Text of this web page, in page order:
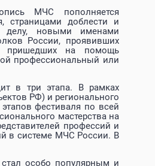
МЧС пополняется
страницами доблести и
делу, новыми именами
России, проявивших
пришедших на помощь
профессиональный или
в три этапа. В рамках
РФ) и регионального
фестиваля по всей
мастерства на
профессий и
в системе МЧС России. В
стал особо популярным и